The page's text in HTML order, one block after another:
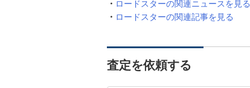
ロードスターの関連ニュースを見る
ロードスターの関連記事を見る
査定を依頼する